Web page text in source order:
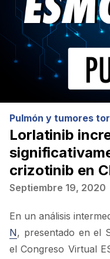
Pulmón y tumores
Lorlatinib
crizotinib en
Septiembre 19, 2020
En un análisis
N, presentado en el
el Congreso Virtual